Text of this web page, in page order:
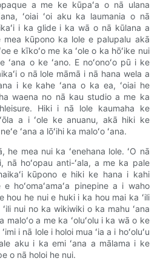
a me ke kūpaʻa o nā ulana
ʻoiai ʻoi aku ka laumania o nā
i ka glide i ka wā o nā kūlana a
mea kūpono ka lole e palupalu akā
e kīkoʻo me ka ʻole o ka hōʻike nui
ʻana o ke ʻano. E noʻonoʻo pū i ke
o nā lole māmā i nā hana wela a
i ke kahe ʻana o ka ea, ʻoiai he
waena no nā kau studio a me ka
Hiki i nā lole kaumaha ke
a i ʻole ke anuanu, akā hiki ke
ʻana a lōʻihi ka maloʻo ʻana.
he mea nui ka ʻenehana lole. ʻO nā
nā hoʻopau anti-ʻala, a me ka pale
kūpono e hiki ke hana i kahi
e hoʻomaʻamaʻa pinepine a i waho
hou he nui e huki i ka hou mai ka ʻili
nui no ka wikiwiki o ka mahu ʻana
a me ka ʻoluʻolu i ka wā o ke
i nā lole i holoi mua ʻia a i hoʻoluʻu
aku i ka emi ʻana a mālama i ke
o nā holoi he nui.